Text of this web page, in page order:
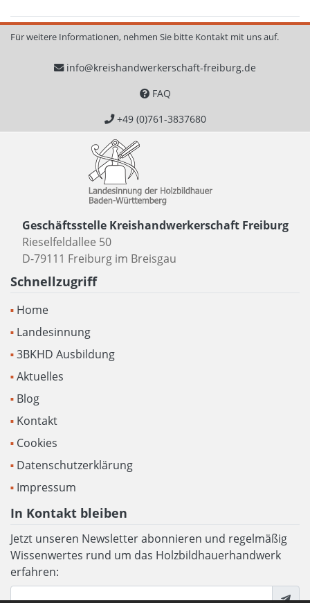
Für weitere Informationen, nehmen Sie bitte Kontakt mit uns auf.
info@kreishandwerkerschaft-freiburg.de
FAQ
+49 (0)761-3837680
Geschäftsstelle Kreishandwerkerschaft Freiburg
Rieselfeldallee 50
D-79111 Freiburg im Breisgau
Schnellzugriff
Home
Landesinnung
3BKHD Ausbildung
Aktuelles
Blog
Kontakt
Cookies
Datenschutzerklärung
Impressum
In Kontakt bleiben
Jetzt unseren Newsletter abonnieren und regelmäßig
Wissenwertes rund um das Holzbildhauerhandwerk
erfahren: